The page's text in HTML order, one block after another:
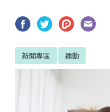
新聞專區 運動